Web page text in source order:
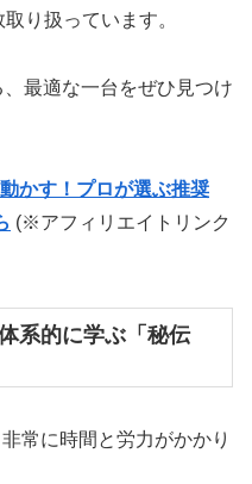
り扱っています。
最適な一台をぜひ見つけ
かす！プロが選ぶ推奨
(※アフィリエイトリンク
系的に学ぶ「秘伝
常に時間と労力がかかり